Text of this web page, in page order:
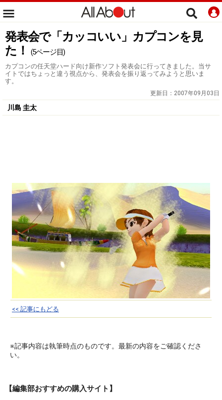
発表会で「カッコいい」カプコンを見
た！
(5ページ目)
カプコンの任天堂ハード向け新作ソフト発表会に行ってきました。当サ
イトではちょっと違う視点から、発表会を振り返ってみようと思いま
す。
更新日： 2007年09月03日
川島 圭太
<< 記事にもどる
※記事内容は執筆時点のものです。最新の内容をご確認くださ
い。
【編集部おすすめの購入サイト】